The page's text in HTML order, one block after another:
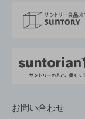
採用情報
お問い合わせ